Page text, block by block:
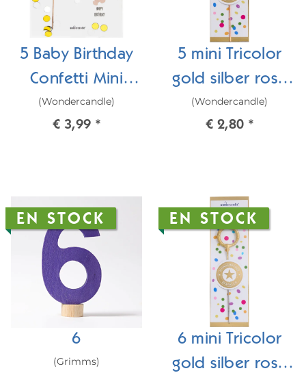
5 Baby Birthday
Confetti Mini
Wondercard
(Wondercandle)
€ 3,99 *
5 mini Tricolor
gold silber rosé
Wondercandle®
mini
(Wondercandle)
€ 2,80 *
EN STOCK
6
(Grimms)
EN STOCK
6 mini Tricolor
gold silber rosé